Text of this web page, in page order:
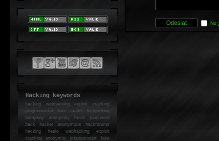
No
Hacking keywords
hackingwebhacking exploit cracking
programování fake mailer lockpicking
bumpkey anonymity heslo password
hackhacker anonymous hackforums
hackingheslo webhacking exploit
cracking anonymity programování fake